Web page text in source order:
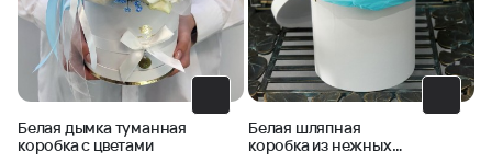
Белая дымка туманная
коробка с цветами
Белая шляпная
коробка из нежных